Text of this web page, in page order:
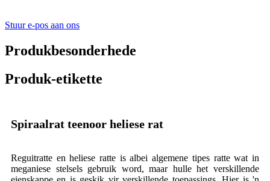
Stuur e-pos aan ons
Produkbesonderhede
Produk-etikette
Spiraalrat teenoor heliese rat
Reguitratte en heliese ratte is albei algemene tipes ratte wat in
meganiese stelsels gebruik word, maar hulle het verskillende